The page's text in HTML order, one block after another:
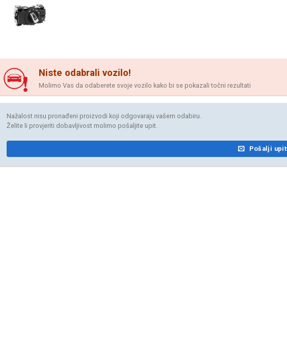
Niste odabrali vozilo!
Molimo Vas da odaberete svoje vozilo kako bi se pokazali točni rezultati
Nažalost nisu pronađeni proizvodi koji odgovaraju vašem odabiru.
Želite li provjeriti dobavljivost molimo pošaljite upit.
Pošalji upit